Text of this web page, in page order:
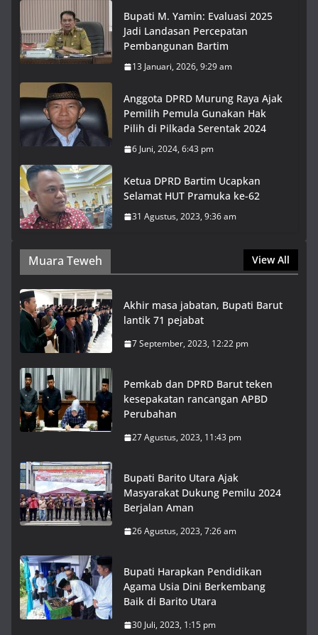
Bupati M. Yamin: Evaluasi 2025
Jadi Landasan Percepatan
Pembangunan Bartim
13 Januari, 2026, 9:29 am
Anggota DPRD Murung Raya Ajak
Pemilih Pemula Gunakan Hak
Pilih di Pilkada Serentak 2024
6 Juni, 2024, 6:43 pm
Ketua DPRD Bartim Ucapkan
Selamat HUT Pramuka ke-62
31 Agustus, 2023, 9:36 am
Muara Teweh View All
Akhir masa jabatan, Bupati Barut
lantik 71 pejabat
7 September, 2023, 12:22 pm
Pemkab dan DPRD Barut teken
kesepakatan rancangan APBD
Perubahan
27 Agustus, 2023, 11:43 pm
Bupati Barito Utara Ajak
Masyarakat Dukung Pemilu 2024
Berjalan Aman
26 Agustus, 2023, 7:26 am
Bupati Harapkan Pendidikan
Agama Usia Dini Berkembang
Baik di Barito Utara
30 Juli, 2023, 1:15 pm